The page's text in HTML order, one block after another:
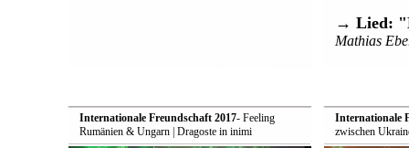
→ Lied:
Mathias
Internationale Freundschaft 2017- Feeling
Rumänien & Ungarn | Dragoste in inimi
Internationale
zwischen